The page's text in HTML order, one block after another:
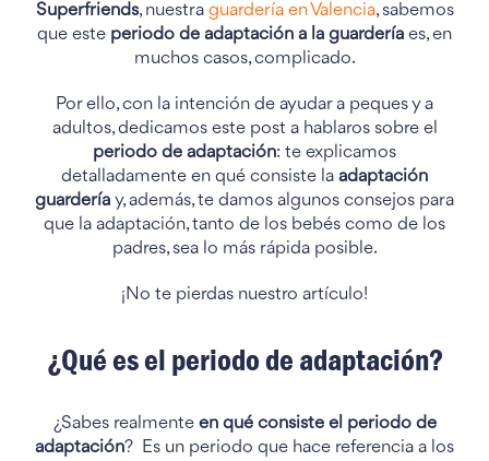
Superfriends, nuestra guardería en Valencia, sabemos
que este periodo de adaptación a la guardería es, en
muchos casos, complicado.
Por ello, con la intención de ayudar a peques y a
adultos, dedicamos este post a hablaros sobre el
periodo de adaptación: te explicamos
detalladamente en qué consiste la adaptación
guardería y, además, te damos algunos consejos para
que la adaptación, tanto de los bebés como de los
padres, sea lo más rápida posible.
¡No te pierdas nuestro artículo!
¿Qué es el periodo de adaptación?
¿Sabes realmente en qué consiste el periodo de
adaptación? Es un periodo que hace referencia a los